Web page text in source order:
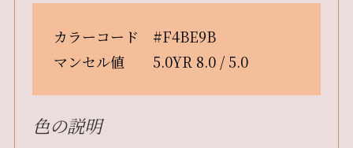
カラーコード #F4BE9B
マンセル値 5.0YR 8.0 / 5.0
色の説明